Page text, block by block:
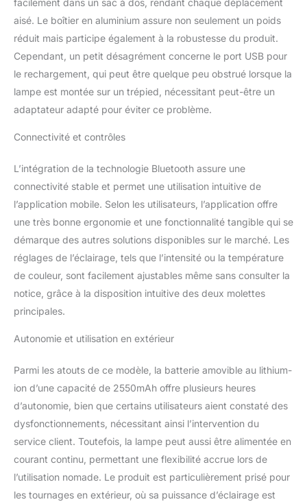
et un adaptateur DC, ce
qui rend l'éclairage
extérieur plus facile que
jamais. [ Commande par
ZY Vega APP prend en
charge la mise en réseau
de changer rapidement
les préréglages de votre
X60 RGB eclairage video.
utilisateur innovante à
deux boutons de la X60
RGB eclairage video
permet un contrôle
luminosité et de la
Refroidissement ]
de refroidissement
DynaVort Cooling
System MKⅡ, la X60 RGB
votre créativité ne
surchauffe jamais. Ce
système de
refroidissement
facilement dans un sac à dos, rendant chaque déplacement
aisé. Le boîtier en aluminium assure non seulement un poids
réduit mais participe également à la robustesse du produit.
Cependant, un petit désagrément concerne le port USB pour
le rechargement, qui peut être quelque peu obstrué lorsque la
lampe est montée sur un trépied, nécessitant peut-être un
adaptateur adapté pour éviter ce problème.
Connectivité et contrôles
L’intégration de la technologie Bluetooth assure une
connectivité stable et permet une utilisation intuitive de
l’application mobile. Selon les utilisateurs, l’application offre
une très bonne ergonomie et une fonctionnalité tangible qui se
démarque des autres solutions disponibles sur le marché. Les
réglages de l’éclairage, tels que l’intensité ou la température
de couleur, sont facilement ajustables même sans consulter la
notice, grâce à la disposition intuitive des deux molettes
principales.
Autonomie et utilisation en extérieur
Parmi les atouts de ce modèle, la batterie amovible au lithium-
ion d’une capacité de 2550mAh offre plusieurs heures
d’autonomie, bien que certains utilisateurs aient constaté des
dysfonctionnements, nécessitant ainsi l’intervention du
service client. Toutefois, la lampe peut aussi être alimentée en
courant continu, permettant une flexibilité accrue lors de
l’utilisation nomade. Le produit est particulièrement prisé pour
les tournages en extérieur, où sa puissance d’éclairage est